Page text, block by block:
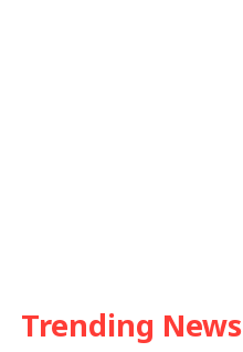
Trending News